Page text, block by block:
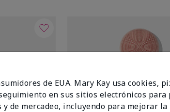
de EUA. Mary Kay usa cookies,
en sus sitios electrónicos para
de mercadeo, incluyendo para mejorar la